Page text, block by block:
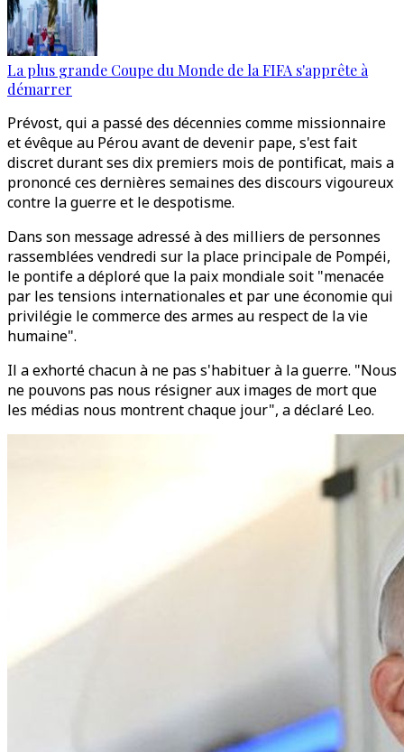
La plus grande Coupe du Monde de la FIFA s'apprête à
démarrer
Prévost, qui a passé des décennies comme missionnaire
et évêque au Pérou avant de devenir pape, s'est fait
discret durant ses dix premiers mois de pontificat, mais a
prononcé ces dernières semaines des discours vigoureux
contre la guerre et le despotisme.
Dans son message adressé à des milliers de personnes
rassemblées vendredi sur la place principale de Pompéi,
le pontife a déploré que la paix mondiale soit "menacée
par les tensions internationales et par une économie qui
privilégie le commerce des armes au respect de la vie
humaine".
Il a exhorté chacun à ne pas s'habituer à la guerre. "Nous
ne pouvons pas nous résigner aux images de mort que
les médias nous montrent chaque jour", a déclaré Leo.